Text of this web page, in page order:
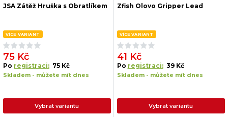
JSA Zátěž Hruška s Obratlíkem
VÍCE VARIANT
75 Kč
Po registraci: 75 Kč
Skladem - můžete mít dnes
Vybrat variantu
Zfish Olovo Gripper Lead
VÍCE VARIANT
41 Kč
Po registraci: 39 Kč
Skladem - můžete mít dnes
Vybrat variantu